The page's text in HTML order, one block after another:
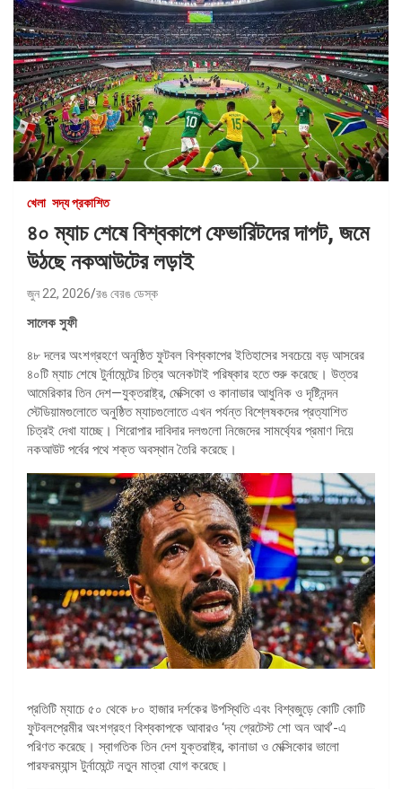
খেলা সদ্য প্রকাশিত
৪০ ম্যাচ শেষে বিশ্বকাপে ফেভারিটদের দাপট, জমে
উঠছে নকআউটের লড়াই
জুন 22, 2026 রঙ বেরঙ ডেস্ক
সালেক সুফী
৪৮ দলের অংশগ্রহণে অনুষ্ঠিত ফুটবল বিশ্বকাপের ইতিহাসের সবচেয়ে বড় আসরের
৪০টি ম্যাচ শেষে টুর্নামেন্টের চিত্র অনেকটাই পরিষ্কার হতে শুরু করেছে। উত্তর
আমেরিকার তিন দেশ—যুক্তরাষ্ট্র, মেক্সিকো ও কানাডার আধুনিক ও দৃষ্টিনন্দন
স্টেডিয়ামগুলোতে অনুষ্ঠিত ম্যাচগুলোতে এখন পর্যন্ত বিশ্লেষকদের প্রত্যাশিত
চিত্রই দেখা যাচ্ছে। শিরোপার দাবিদার দলগুলো নিজেদের সামর্থ্যের প্রমাণ দিয়ে
নকআউট পর্বের পথে শক্ত অবস্থান তৈরি করেছে।
প্রতিটি ম্যাচে ৫০ থেকে ৮০ হাজার দর্শকের উপস্থিতি এবং বিশ্বজুড়ে কোটি কোটি
ফুটবলপ্রেমীর অংশগ্রহণ বিশ্বকাপকে আবারও ‘দ্য গ্রেটেস্ট শো অন আর্থ’-এ
পরিণত করেছে। স্বাগতিক তিন দেশ যুক্তরাষ্ট্র, কানাডা ও মেক্সিকোর ভালো
পারফরম্যান্স টুর্নামেন্টে নতুন মাত্রা যোগ করেছে।